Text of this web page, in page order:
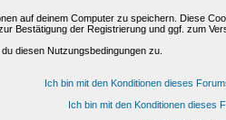
auf deinem Computer zu speichern. Diese
Bestätigung der Registrierung und ggf. zum
diesen Nutzungsbedingungen zu.
Ich bin mit den Konditionen dieses
Ich bin mit den Konditionen dieses